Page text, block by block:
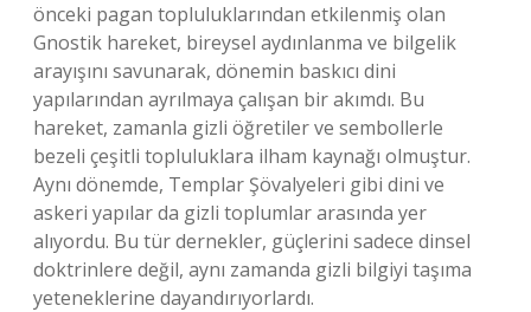
önceki pagan topluluklarından etkilenmiş olan
Gnostik hareket, bireysel aydınlanma ve bilgelik
arayışını savunarak, dönemin baskıcı dini
yapılarından ayrılmaya çalışan bir akımdı. Bu
hareket, zamanla gizli öğretiler ve sembollerle
bezeli çeşitli topluluklara ilham kaynağı olmuştur.
Aynı dönemde, Templar Şövalyeleri gibi dini ve
askeri yapılar da gizli toplumlar arasında yer
alıyordu. Bu tür dernekler, güçlerini sadece dinsel
doktrinlere değil, aynı zamanda gizli bilgiyi taşıma
yeteneklerine dayandırıyorlardı.